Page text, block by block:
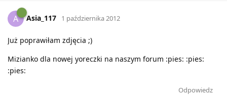
A Asia_117 1 października 2012
Już poprawiłam zdjęcia ;)
Mizianko dla nowej yoreczki na naszym forum :pies: :pies:
:pies:
Odpowiedz